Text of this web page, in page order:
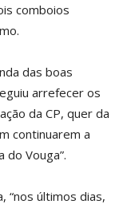
comboios
das boas
arrefecer os
da CP, quer da
continuarem a
Vouga”.
“nos últimos dias,